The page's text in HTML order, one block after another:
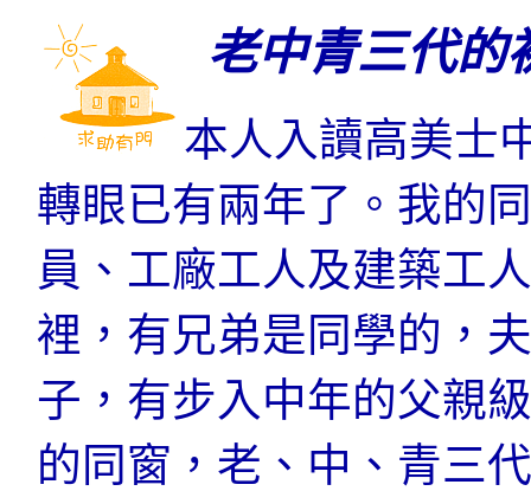
老中青三代的
本人入讀高美士
轉眼已有兩年了。我的
員、工廠工人及建築工
裡，有兄弟是同學的，
子，有步入中年的父親
的同窗，老、中、青三